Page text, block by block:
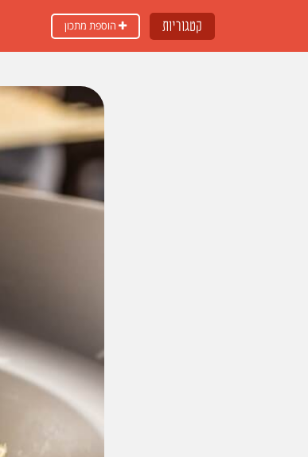
קטגוריות